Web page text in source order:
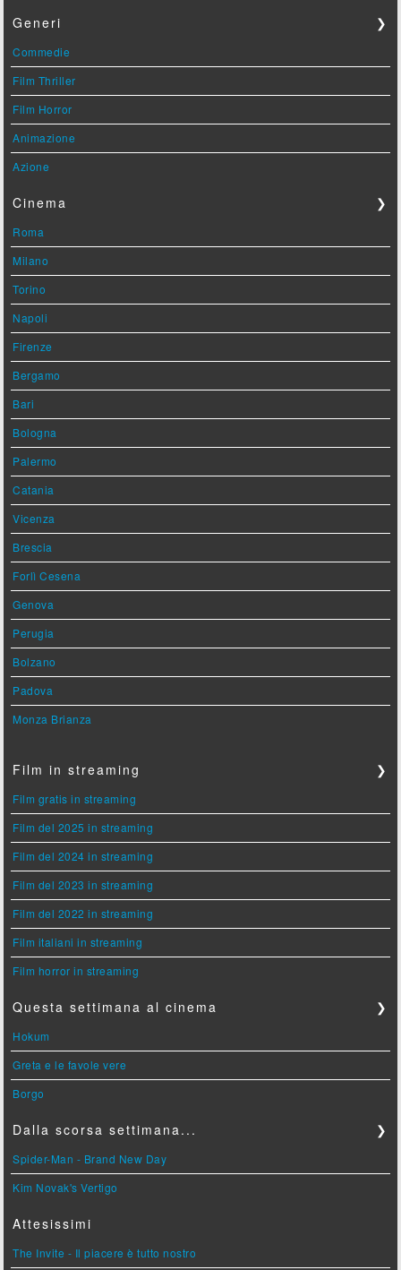
Generi ❯
Commedie
Film Thriller
Film Horror
Animazione
Azione
Cinema ❯
Roma
Milano
Torino
Napoli
Firenze
Bergamo
Bari
Bologna
Palermo
Catania
Vicenza
Brescia
Forlì Cesena
Genova
Perugia
Bolzano
Padova
Monza Brianza
Film in streaming ❯
Film gratis in streaming
Film del 2025 in streaming
Film del 2024 in streaming
Film del 2023 in streaming
Film del 2022 in streaming
Film italiani in streaming
Film horror in streaming
Questa settimana al cinema ❯
Hokum
Greta e le favole vere
Borgo
Dalla scorsa settimana... ❯
Spider-Man - Brand New Day
Kim Novak's Vertigo
Attesissimi
The Invite - Il piacere è tutto nostro